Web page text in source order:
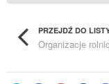
PRZEJDŹ DO
Organizacje